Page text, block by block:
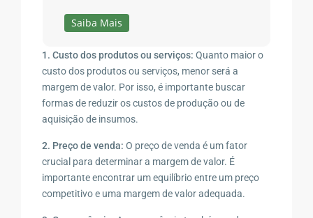
Saiba Mais
1. Custo dos produtos ou serviços: Quanto maior o
custo dos produtos ou serviços, menor será a
margem de valor. Por isso, é importante buscar
formas de reduzir os custos de produção ou de
aquisição de insumos.
2. Preço de venda: O preço de venda é um fator
crucial para determinar a margem de valor. É
importante encontrar um equilíbrio entre um preço
competitivo e uma margem de valor adequada.